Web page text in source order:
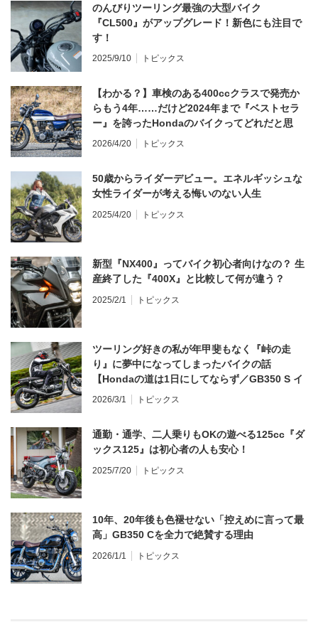
のんびりツーリング最強の大型バイク
『CL500』がアップグレード！新色にも注目で
す！
2025/9/10 トピックス
【わかる？】車検のある400ccクラスで発売か
らもう4年……だけど2024年まで『ベストセラ
ー』を誇ったHondaのバイクってどれだと思
う？
2026/4/20 トピックス
50歳からライダーデビュー。エネルギッシュな
女性ライダーが考える悔いのない人生
2025/4/20 トピックス
新型『NX400』ってバイク初心者向けなの？ 生
産終了した『400X』と比較して何が違う？
2025/2/1 トピックス
ツーリング好きの私が年甲斐もなく『峠の走
り』に夢中になってしまったバイクの話
【Hondaの道は1日にしてならず／GB350 S イ
ンプレ・レビュー 前編】
2026/3/1 トピックス
通勤・通学、二人乗りもOKの遊べる125cc『ダ
ックス125』は初心者の人も安心！
2025/7/20 トピックス
10年、20年後も色褪せない「控えめに言って最
高」GB350 Cを全力で絶賛する理由
2026/1/1 トピックス